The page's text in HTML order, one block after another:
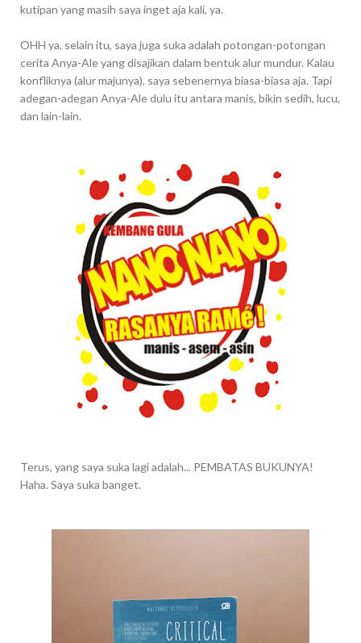
kutipan yang masih saya inget aja kali, ya.
OHH ya, selain itu, saya juga suka adalah potongan-potongan
cerita Anya-Ale yang disajikan dalam bentuk alur mundur. Kalau
konfliknya (alur majunya), saya sebenernya biasa-biasa aja. Tapi
adegan-adegan Anya-Ale dulu itu antara manis, bikin sedih, lucu,
dan lain-lain.
Terus, yang saya suka lagi adalah... PEMBATAS BUKUNYA!
Haha. Saya suka banget.